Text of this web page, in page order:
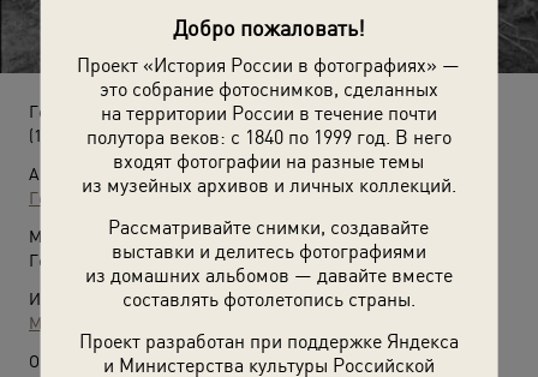
Добро пожаловать!
Проект «История России в фотографиях» —
это собрание фотоснимков, сделанных
на территории России в течение почти
полутора веков: с 1840 по 1999 год. В него
входят фотографии на разные темы
из музейных архивов и личных коллекций.
Рассматривайте снимки, создавайте
выставки и делитесь фотографиями
из домашних альбомов — давайте вместе
составлять фотолетопись страны.
Проект разработан при поддержке Яндекса
и Министерства культуры Российской
Георгий Петрусов в Берлине
(1945 год)
Автор:
Георгий Петрусов
Место съемки:
Германия, г. Берлин
Источники:
МАММ / МДФ
О фотографии: